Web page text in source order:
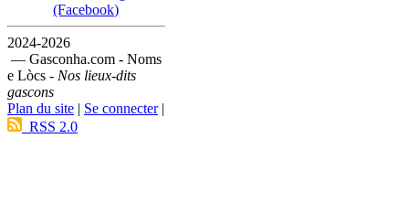
(Facebook)
2024-2026
— Gasconha.com - Noms
e Lòcs - Nos lieux-dits
gascons
Plan du site
Se connecter|
RSS 2.0